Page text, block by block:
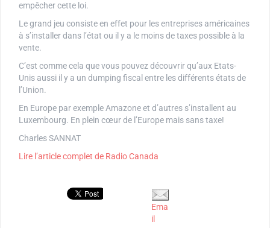
empêcher cette loi.
Le grand jeu consiste en effet pour les entreprises américaines
à s’installer dans l’état ou il y a le moins de taxes possible à la
vente.
C’est comme cela que vous pouvez découvrir qu’aux Etats-
Unis aussi il y a un dumping fiscal entre les différents états de
l’Union.
En Europe par exemple Amazone et d’autres s’installent au
Luxembourg. En plein cœur de l’Europe mais sans taxe!
Charles SANNAT
Lire l’article complet de Radio Canada
Ema
il